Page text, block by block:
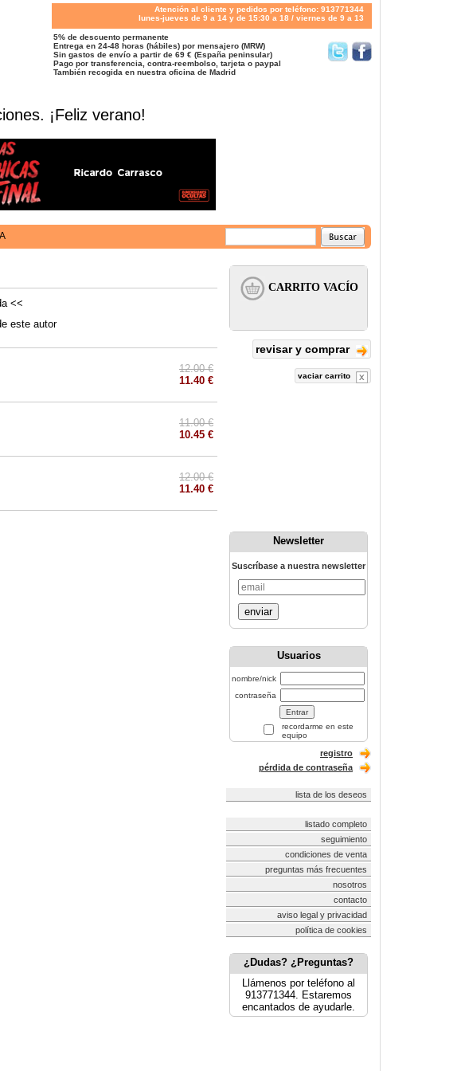
Atención al cliente y pedidos por teléfono: 913771344
lunes-jueves de 9 a 14 y de 15:30 a 18 / viernes de 9 a 13
5% de descuento permanente
Entrega en 24-48 horas (hábiles) por mensajero (MRW)
Sin gastos de envío a partir de 69 € (España peninsular)
Pago por transferencia, contra-reembolso, tarjeta o paypal
También recogida en nuestra oficina de Madrid
¡Feliz verano!
<<
este autor
12.00 €
11.40 €
11.00 €
10.45 €
12.00 €
11.40 €
revisar y comprar
vaciar carrito
Newsletter
Suscríbase a nuestra newsletter
enviar
Usuarios
nombre/nick
contraseña
recordarme en este
equipo
registro
pérdida de contraseña
lista de los deseos
listado completo
seguimiento
condiciones de venta
preguntas más frecuentes
nosotros
contacto
aviso legal y privacidad
política de cookies
¿Dudas? ¿Preguntas?
Llámenos por teléfono al
913771344. Estaremos
encantados de ayudarle.